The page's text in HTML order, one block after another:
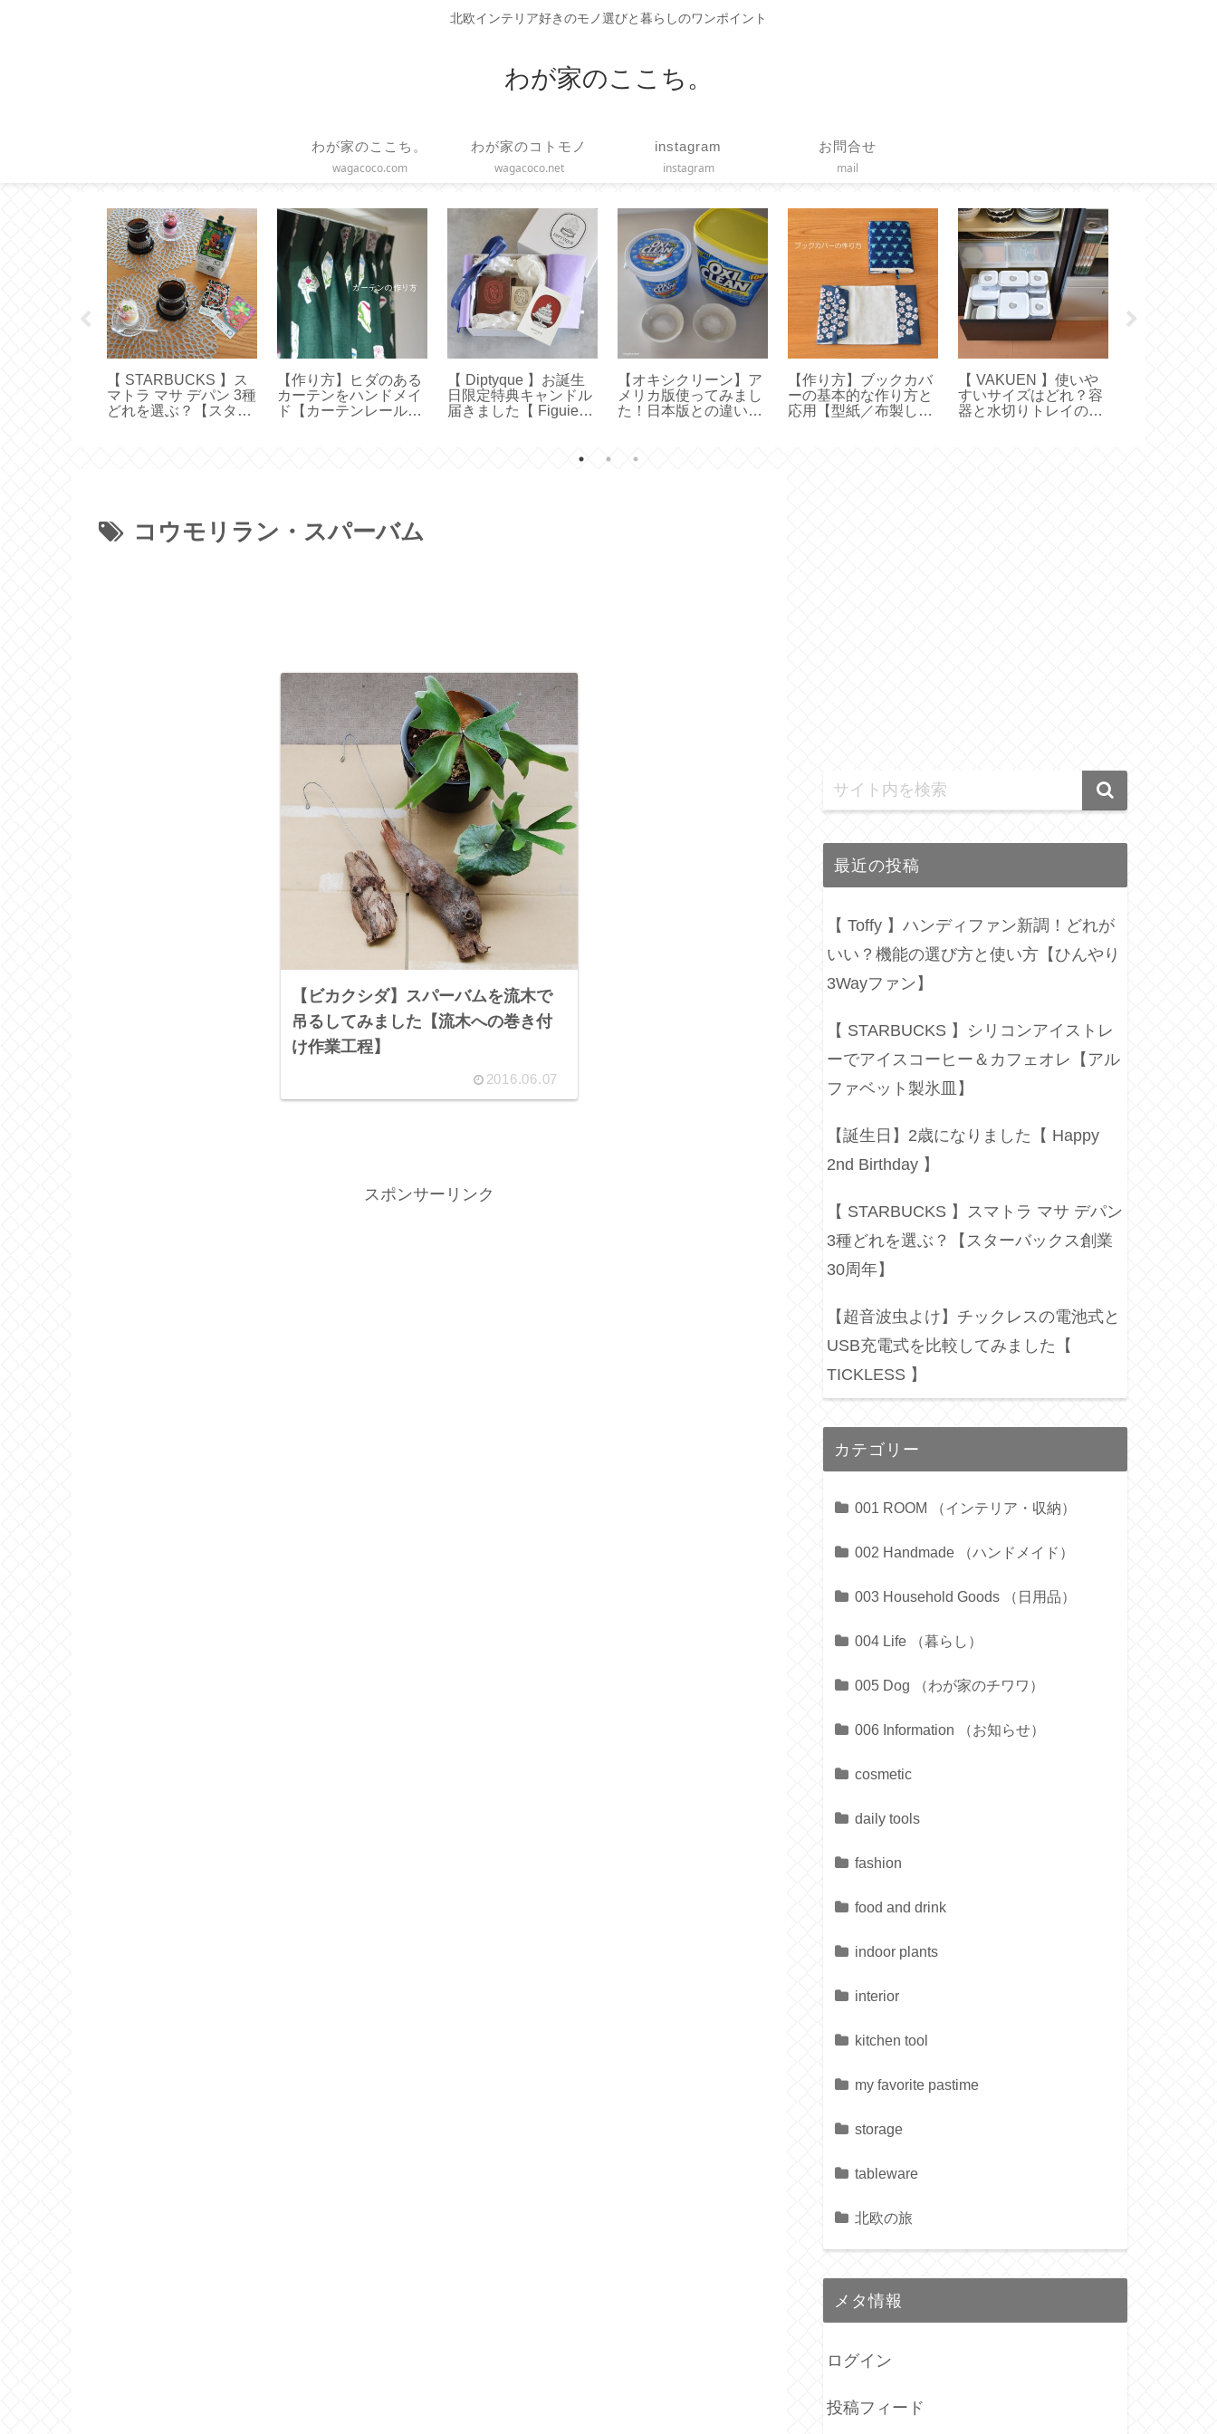
北欧インテリア好きのモノ選びと暮らしのワンポイント
わが家のここち。
わが家のここち。
wagacoco.com
わが家のコトモノ
wagacoco.net
instagram
instagram
お問合せ
mail
【無印良品】取り外し
て洗えるテープが便
利！帽子の汚れ防止テ
【作り方】ファスナー
付きクッションカバー
45cm×45cm 横長一枚
【誕生日】2歳になり
ました【 Happy 2nd
Birthday 】
【作り方】枕カバーは
直線縫いで簡単ハンド
メイド【 43cm×63cm
【 Toffy 】ハンディフ
ァン新調！どれがい
い？機能の選び方と使
【作り方】三角鍋つか
みと鳥型のノブミトン
【型紙 LE CREUSET
コウモリラン・スパーバム
【ビカクシダ】スパーバムを流木で
吊るしてみました【流木への巻き付
け作業工程】
2016.06.07
スポンサーリンク
最近の投稿
【 Toffy 】ハンディファン新調！どれが
いい？機能の選び方と使い方【ひんやり
3Wayファン】
【 STARBUCKS 】シリコンアイストレ
ーでアイスコーヒー＆カフェオレ【アル
ファベット製氷皿】
【誕生日】2歳になりました【 Happy
2nd Birthday 】
【 STARBUCKS 】スマトラ マサ デパン
3種どれを選ぶ？【スターバックス創業
30周年】
【超音波虫よけ】チックレスの電池式と
USB充電式を比較してみました【
TICKLESS 】
カテゴリー
001 ROOM （インテリア・収納）
002 Handmade （ハンドメイド）
003 Household Goods （日用品）
004 Life （暮らし）
005 Dog （わが家のチワワ）
006 Information （お知らせ）
cosmetic
daily tools
fashion
food and drink
indoor plants
interior
kitchen tool
my favorite pastime
storage
tableware
北欧の旅
メタ情報
ログイン
投稿フィード